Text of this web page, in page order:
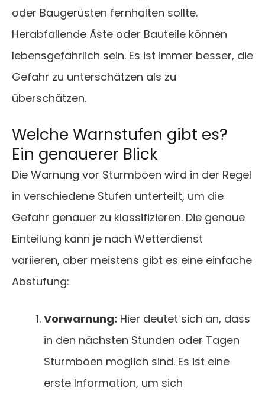
oder Baugerüsten fernhalten sollte.
Herabfallende Äste oder Bauteile können
lebensgefährlich sein. Es ist immer besser, die
Gefahr zu unterschätzen als zu
überschätzen.
Welche Warnstufen gibt es?
Ein genauerer Blick
Die Warnung vor Sturmböen wird in der Regel
in verschiedene Stufen unterteilt, um die
Gefahr genauer zu klassifizieren. Die genaue
Einteilung kann je nach Wetterdienst
variieren, aber meistens gibt es eine einfache
Abstufung:
Vorwarnung: Hier deutet sich an, dass
in den nächsten Stunden oder Tagen
Sturmböen möglich sind. Es ist eine
erste Information, um sich